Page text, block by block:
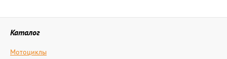
Каталог
Мотоциклы